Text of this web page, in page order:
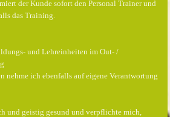
der Kunde sofort den Personal Trainer und
das Training.
und Lehreinheiten im Out- /
nehme ich ebenfalls auf eigene Verantwortung
geistig gesund und verpflichte mich,